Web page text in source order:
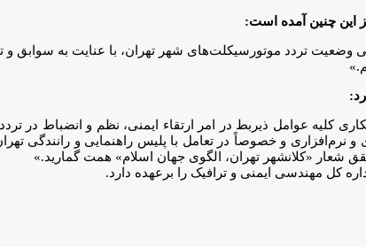
این چنین آمده است:
تردد موتورسیکلت‌های شهر تهران، با عنایت به سوابق
کلیه عوامل ذیربط در امر ارتقاء ایمنی، نظم و انضباط در
و خصوصاً در تعامل با پلیس راهنمایی و رانندگی
شعار «کلانشهر تهران، الگوی جهان اسلام» همت گمارید.»
کل مهندسی ایمنی و ترافیک را برعهده دارد.